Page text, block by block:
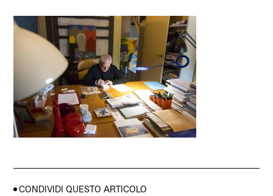
CONDIVIDI QUESTO ARTICOLO